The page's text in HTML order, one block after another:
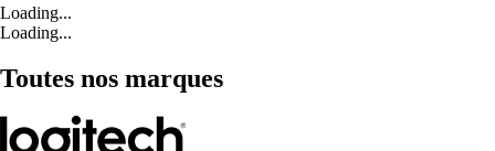
Loading...
Loading...
Toutes nos marques